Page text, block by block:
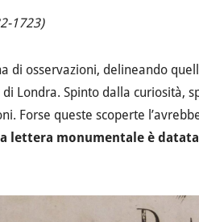
1723)
di osservazioni, delineando
Londra. Spinto dalla curiosità,
Forse queste scoperte
lettera monumentale è